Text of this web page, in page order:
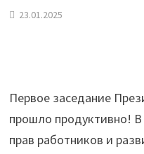
23.01.2025
Первое заседание
прошло продуктивно!
прав работников и